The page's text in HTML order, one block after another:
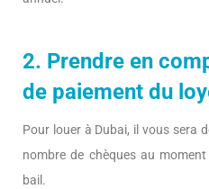
2. Prendre en
de paiement du
Pour louer à Dubai, il vous sera
nombre de chèques au
bail.